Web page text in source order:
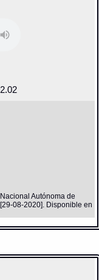
Autónoma de
08-2020]. Disponible en